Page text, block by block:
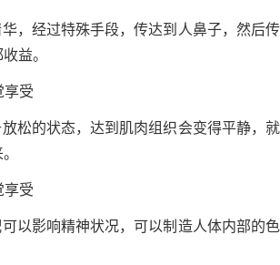
，经过特殊手段，传达到人鼻子，然后传
益。
享受
松的状态，达到肌肉组织会变得平静，就
享受
以影响精神状况，可以制造人体内部的色